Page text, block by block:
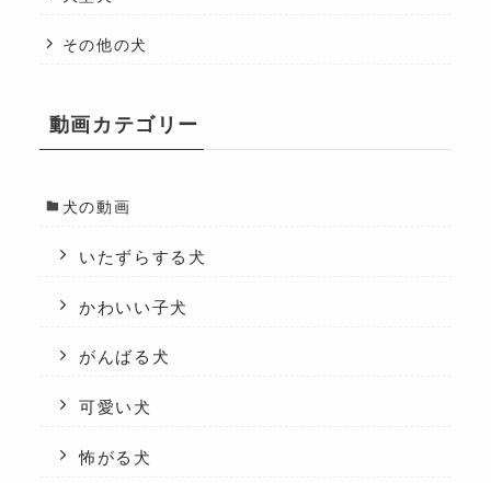
その他の犬
動画カテゴリー
犬の動画
いたずらする犬
かわいい子犬
がんばる犬
可愛い犬
怖がる犬